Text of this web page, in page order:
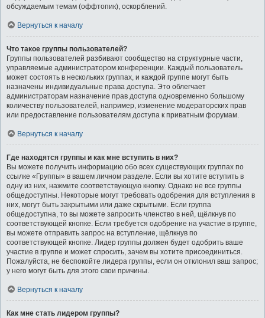
обсуждаемым темам (оффтопик), оскорблений.
Вернуться к началу
Что такое группы пользователей?
Группы пользователей разбивают сообщество на структурные части,
управляемые администратором конференции. Каждый пользователь
может состоять в нескольких группах, и каждой группе могут быть
назначены индивидуальные права доступа. Это облегчает
администраторам назначение прав доступа одновременно большому
количеству пользователей, например, изменение модераторских прав
или предоставление пользователям доступа к приватным форумам.
Вернуться к началу
Где находятся группы и как мне вступить в них?
Вы можете получить информацию обо всех существующих группах по
ссылке «Группы» в вашем личном разделе. Если вы хотите вступить в
одну из них, нажмите соответствующую кнопку. Однако не все группы
общедоступны. Некоторые могут требовать одобрения для вступления в
них, могут быть закрытыми или даже скрытыми. Если группа
общедоступна, то вы можете запросить членство в ней, щёлкнув по
соответствующей кнопке. Если требуется одобрение на участие в группе,
вы можете отправить запрос на вступление, щёлкнув по
соответствующей кнопке. Лидер группы должен будет одобрить ваше
участие в группе и может спросить, зачем вы хотите присоединиться.
Пожалуйста, не беспокойте лидера группы, если он отклонил ваш запрос;
у него могут быть для этого свои причины.
Вернуться к началу
Как мне стать лидером группы?